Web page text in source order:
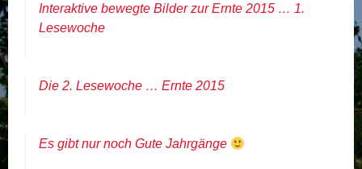
Interaktive bewegte Bilder zur Ernte 2015 … 1.
Lesewoche
Die 2. Lesewoche … Ernte 2015
Es gibt nur noch Gute Jahrgänge